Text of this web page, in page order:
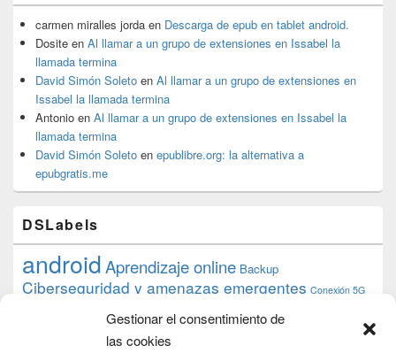
Gestionar el consentimiento de
las cookies
carmen miralles jorda en Descarga de epub en tablet android.
Dosite en Al llamar a un grupo de extensiones en Issabel la
llamada termina
David Simón Soleto en Al llamar a un grupo de extensiones en
Issabel la llamada termina
Antonio en Al llamar a un grupo de extensiones en Issabel la
llamada termina
David Simón Soleto en epublibre.org: la alternativa a
epubgratis.me
DSLabels
androidAprendizaje online Backup
Ciberseguridad y amenazas emergentes Conexión 5G
datos debian desarrollo web
Formación Google
iphone